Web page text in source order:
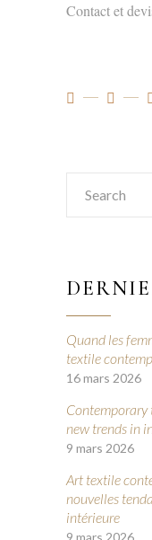
Contact et
Search
for:
Quand les
textile
16 mars 2026
Contemporary
new trends in
9 mars 2026
Art textile
nouvelles
intérieure